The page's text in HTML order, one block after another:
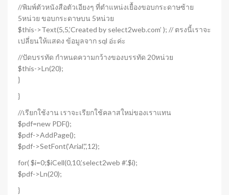
//พิมพ์ตัวหนังสือตัวเอียงๆ ที่ตำแหน่งเยื้องขอบกระดาษซ้าย
5หน่วย ขอบกระดาษบน 5หน่วย
$this->Text(5,5,’Created by select2web.com’ ); // ตรงนี้เราจะ
เปลี่ยนให้แสดง ข้อมูลจาก sql อ่ะค่ะ
//ปัดบรรทัด กำหนดความกว้างของบรรทัด 20หน่วย
$this->Ln(20);
}
}
//เรียกใช้งาน เราจะเรียกใช้คลาสใหม่ของเราแทน
$pdf=new PDF();
$pdf->AddPage();
$pdf->SetFont(‘Arial’,”,12);
for( $i=0;$iCell(0,10,’select2web #’.$i);
$pdf->Ln(20);
}